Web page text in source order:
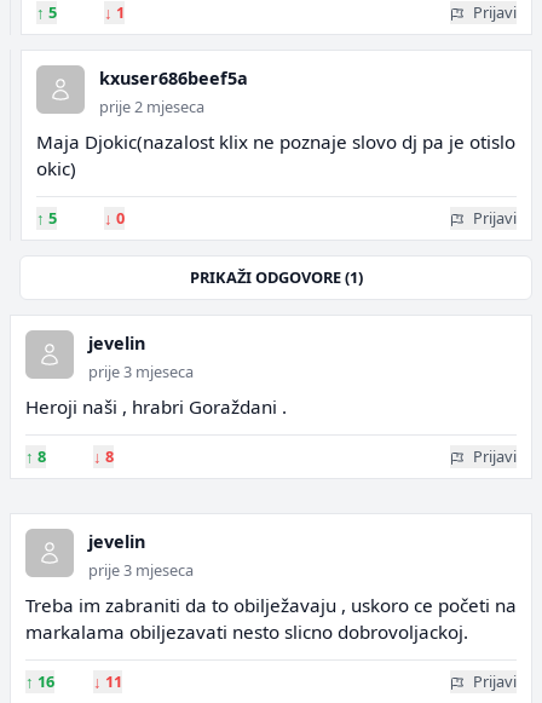
↑ 5 ↓ 1 Prijavi
kxuser686beef5a
prije 2 mjeseca
Maja Djokic(nazalost klix ne poznaje slovo dj pa je otislo
okic)
↑ 5 ↓ 0 Prijavi
PRIKAŽI ODGOVORE (1)
jevelin
prije 3 mjeseca
Heroji naši , hrabri Goraždani .
↑ 8 ↓ 8 Prijavi
jevelin
prije 3 mjeseca
Treba im zabraniti da to obilježavaju , uskoro ce početi na
markalama obiljezavati nesto slicno dobrovoljackoj.
↑ 16 ↓ 11 Prijavi